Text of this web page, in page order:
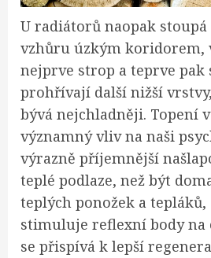
U radiátorů naopak
vzhůru úzkým koridorem,
nejprve strop a teprve pak
prohřívají další nižší
bývá nejchladněji. Topení
významný vliv na naši
výrazně příjemnější
teplé podlaze, než být
teplých ponožek a tepláků,
stimuluje reflexní body na
se přispívá k lepší